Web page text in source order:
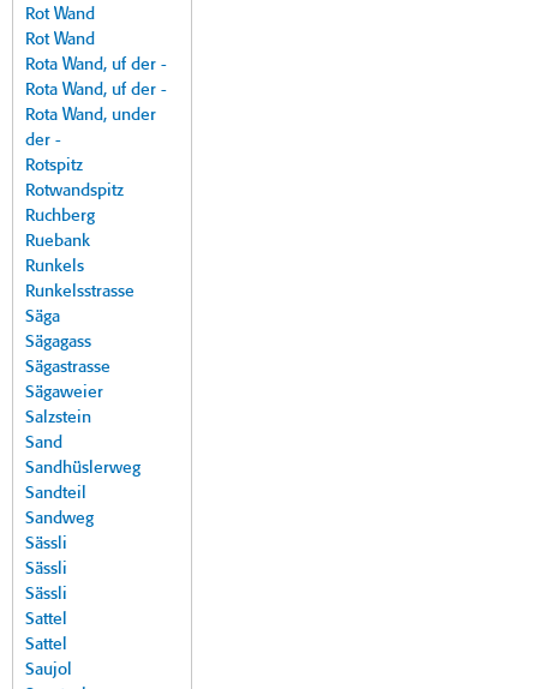
Rot Wand
Rot Wand
Rota Wand, uf der -
Rota Wand, uf der -
Rota Wand, under
der -
Rotspitz
Rotwandspitz
Ruchberg
Ruebank
Runkels
Runkelsstrasse
Säga
Sägagass
Sägastrasse
Sägaweier
Salzstein
Sand
Sandhüslerweg
Sandteil
Sandweg
Sässli
Sässli
Sässli
Sattel
Sattel
Saujol